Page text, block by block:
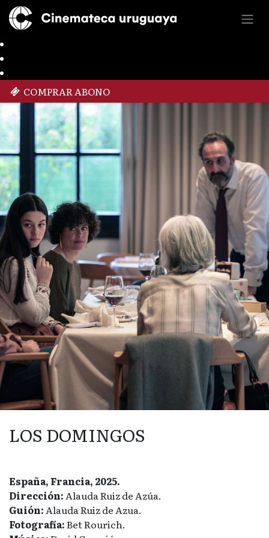
COMPRAR ABONO
LOS DOMINGOS
España, Francia, 2025.
Dirección:Alauda Ruiz de Azúa.
Guión:Alauda Ruiz de Azua.
Fotografía:Bet Rourich.